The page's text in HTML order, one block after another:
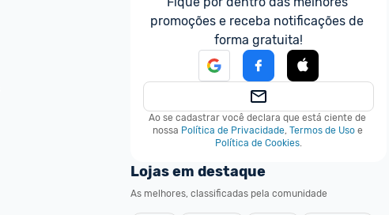
promoções e receba notificações de
forma gratuita!
Ao se cadastrar você declara que está ciente de
nossa Política de Privacidade, Termos de Uso e
Política de Cookies.
Lojas em destaque
As melhores, classificadas pela comunidade